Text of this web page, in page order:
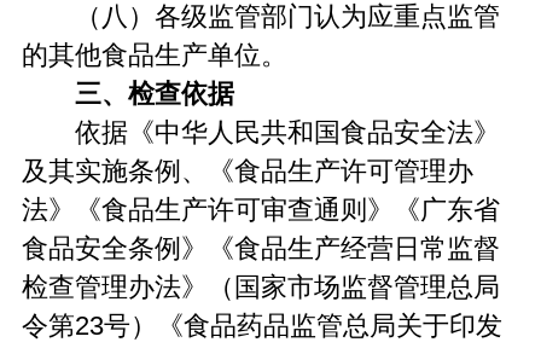
（八）各级监管部门认为应重点监管
的其他食品生产单位。
三、检查依据
依据《中华人民共和国食品安全法》
及其实施条例、《食品生产许可管理办
法》《食品生产许可审查通则》《广东省
食品安全条例》《食品生产经营日常监督
检查管理办法》（国家市场监督管理总局
令第23号）《食品药品监管总局关于印发